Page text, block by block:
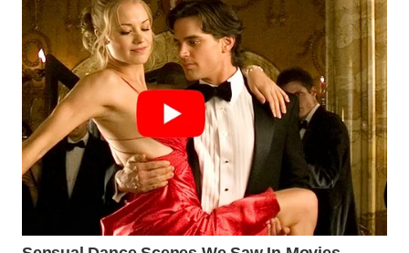
WN
TAPANULI
SELATAN
WN
TANJUNG
LESUNG